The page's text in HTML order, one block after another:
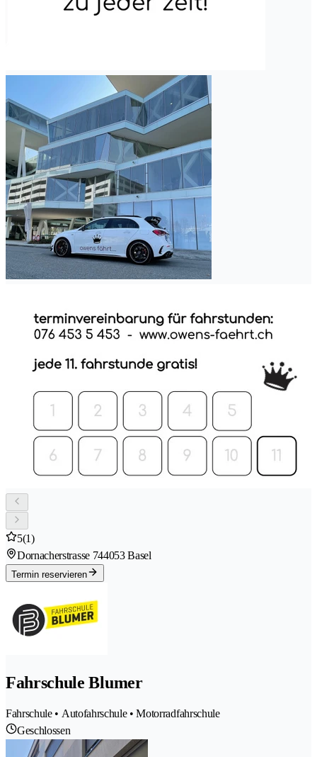
5(1)
Dornacherstrasse 744053 Basel
Termin reservieren
Fahrschule Blumer
Fahrschule • Autofahrschule • Motorradfahrschule
Geschlossen